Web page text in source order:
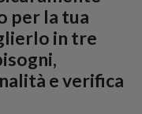
per la tua
in tre
e verifica